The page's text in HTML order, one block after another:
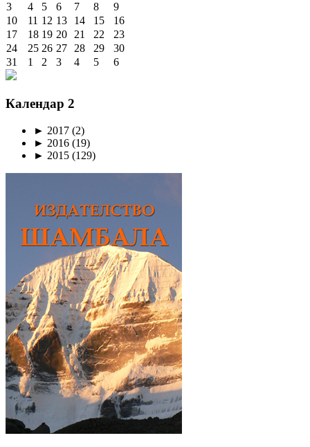
3
4 5 6 7 8
9
10
11 12 13 14 15
16
17
18 19 20 21 22
23
24
25 26 27 28 29
30
31
1 2 3 4 5 6
Календар 2
► 2017 (2)
► 2016 (19)
► 2015 (129)